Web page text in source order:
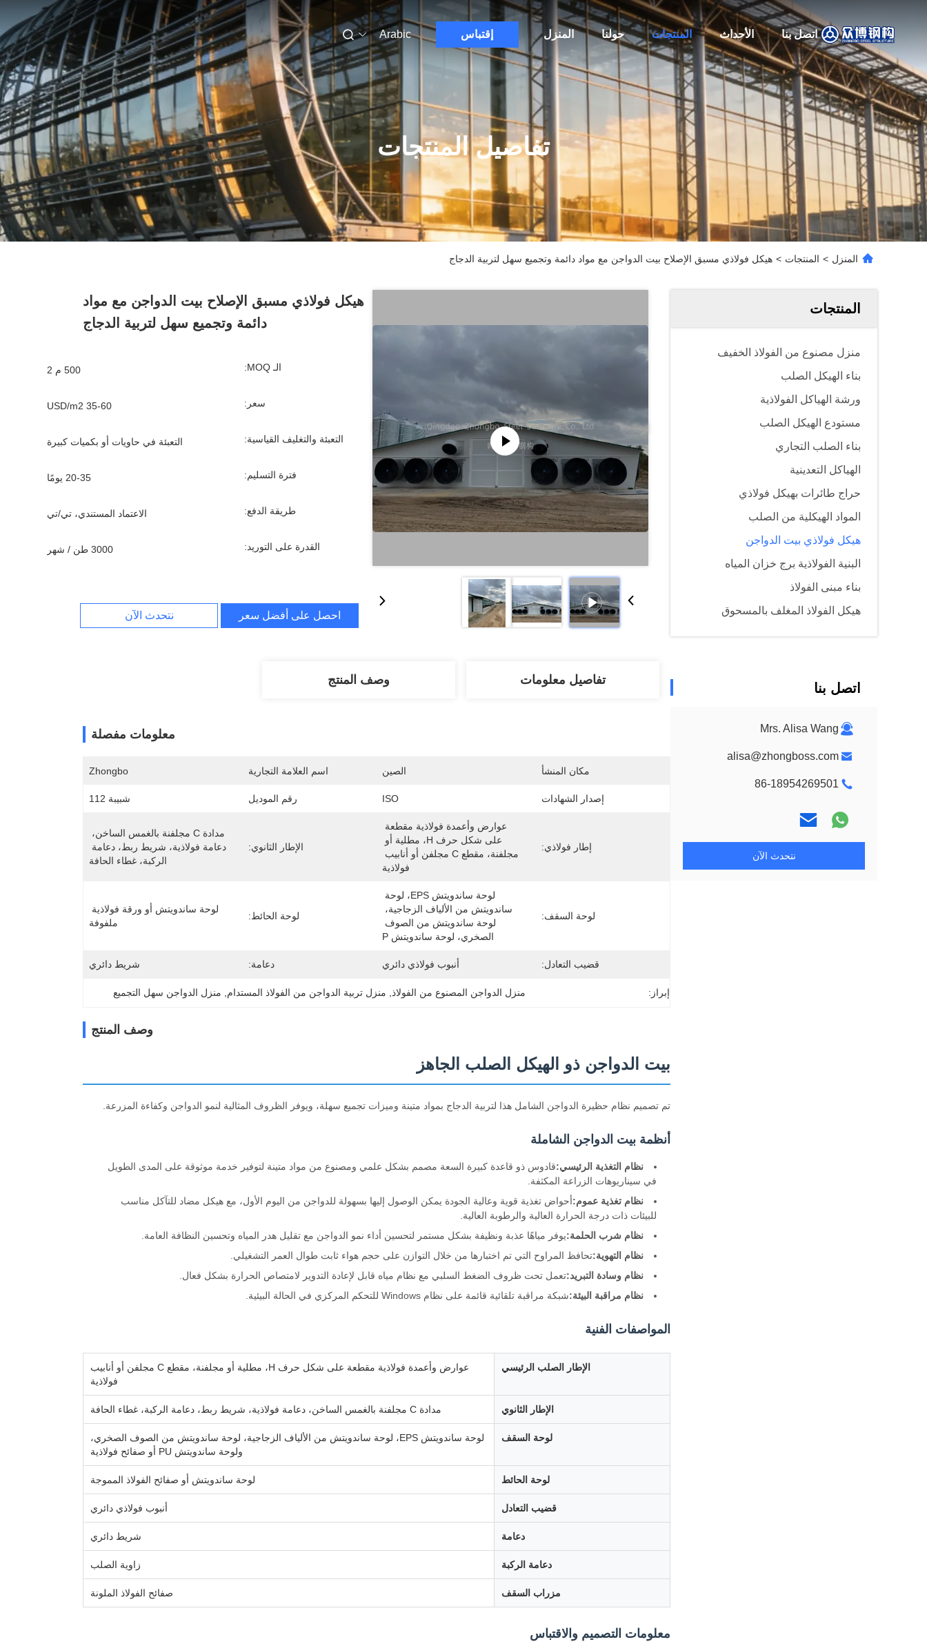
المنزل حولنا المنتجات الأحداث اتصل بنا إقتباس Arabic
تفاصيل المنتجات
المنزل > المنتجات > هيكل فولاذي مسبق الإصلاح بيت الدواجن مع مواد دائمة وتجميع سهل لتربية الدجاج
المنتجات
منزل مصنوع من الفولاذ الخفيف
بناء الهيكل الصلب
ورشة الهياكل الفولاذية
مستودع الهيكل الصلب
بناء الصلب التجاري
الهياكل التعدينية
حراج طائرات بهيكل فولاذي
المواد الهيكلية من الصلب
هيكل فولاذي بيت الدواجن
البنية الفولاذية برج خزان المياه
بناء مبنى الفولاذ
هيكل الفولاذ المغلف بالمسحوق
اتصل بنا
Mrs. Alisa Wang
alisa@zhongboss.com
86-18954269501
نتحدث الآن
هيكل فولاذي مسبق الإصلاح بيت الدواجن مع مواد
دائمة وتجميع سهل لتربية الدجاج
الـ MOQ: 500 م 2
سعر: 35-60 USD/m2
التعبئة والتغليف القياسية: التعبئة في حاويات أو بكميات كبيرة
فترة التسليم: 20-35 يومًا
طريقة الدفع: الاعتماد المستندي، تي/تي
القدرة على التوريد: 3000 طن / شهر
احصل على أفضل سعر نتحدث الآن
تفاصيل معلومات وصف المنتج
معلومات مفصلة
مكان المنشأ الصين اسم العلامة التجارية Zhongbo
إصدار الشهادات ISO رقم الموديل شبيبة 112
إطار فولاذي:
فولاذية
الإطار الثانوي:
الركبة، غطاء الحافة
لوحة السقف:
الصخري، لوحة ساندويتش P
لوحة الحائط:
ملفوفة
قضيب التعادل: أنبوب فولاذي دائري دعامة: شريط دائري
إبراز: منزل الدواجن المصنوع من الفولاذ منزل تربية الدواجن من الفولاذ المستدام منزل الدواجن سهل التجميع
وصف المنتج
بيت الدواجن ذو الهيكل الصلب الجاهز
تم تصميم نظام حظيرة الدواجن الشامل هذا لتربية الدجاج بمواد متينة وميزات تجميع سهلة، ويوفر الظروف المثالية لنمو الدواجن وكفاءة المزرعة.
أنظمة بيت الدواجن الشاملة
نظام التغذية الرئيسي:قادوس ذو قاعدة كبيرة السعة مصمم بشكل علمي ومصنوع من مواد متينة لتوفير خدمة موثوقة على المدى الطويل
في سيناريوهات الزراعة المكثفة.
نظام تغذية عموم:أحواض تغذية قوية وعالية الجودة يمكن الوصول إليها بسهولة للدواجن من اليوم الأول، مع هيكل مضاد للتآكل مناسب
للبيئات ذات درجة الحرارة العالية والرطوبة العالية.
نظام شرب الحلمة:يوفر مياهًا عذبة ونظيفة بشكل مستمر لتحسين أداء نمو الدواجن مع تقليل هدر المياه وتحسين النظافة العامة.
نظام التهوية:تحافظ المراوح التي تم اختبارها من خلال التوازن على حجم هواء ثابت طوال العمر التشغيلي.
نظام وسادة التبريد:تعمل تحت ظروف الضغط السلبي مع نظام مياه قابل لإعادة التدوير لامتصاص الحرارة بشكل فعال.
نظام مراقبة البيئة:شبكة مراقبة تلقائية قائمة على نظام Windows للتحكم المركزي في الحالة البيئية.
المواصفات الفنية
الإطار الصلب الرئيسي
عوارض وأعمدة فولاذية مقطعة على شكل حرف H، مطلية أو مجلفنة، مقطع C مجلفن أو أنابيب
فولاذية
الإطار الثانوي مدادة C مجلفنة بالغمس الساخن، دعامة فولاذية، شريط ربط، دعامة الركبة، غطاء الحافة
لوحة السقف
لوحة ساندويتش EPS، لوحة ساندويتش من الألياف الزجاجية، لوحة ساندويتش من الصوف الصخري،
ولوحة ساندويتش PU أو صفائح فولاذية
لوحة الحائط لوحة ساندويتش أو صفائح الفولاذ المموجة
قضيب التعادل أنبوب فولاذي دائري
دعامة شريط دائري
دعامة الركبة زاوية الصلب
مزراب السقف صفائح الفولاذ الملونة
معلومات التصميم والاقتباس